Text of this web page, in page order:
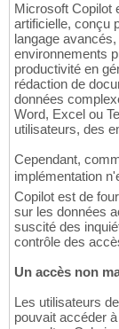
Microsoft Copilot
artificielle, conçu
langage
environnements
productivité en
rédaction de
données
Word, Excel ou
utilisateurs, des
Cependant,
implémentation
Copilot est de
sur les données
suscité des
contrôle des
Un accès non
Les utilisateurs
pouvait accéder